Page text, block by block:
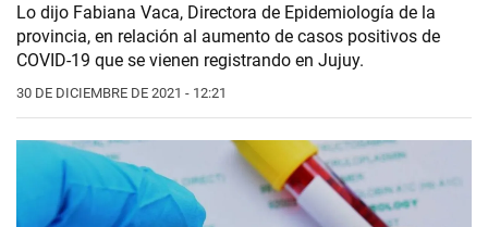
Lo dijo Fabiana Vaca, Directora de Epidemiología de la
provincia, en relación al aumento de casos positivos de
COVID-19 que se vienen registrando en Jujuy.
30 DE DICIEMBRE DE 2021 - 12:21